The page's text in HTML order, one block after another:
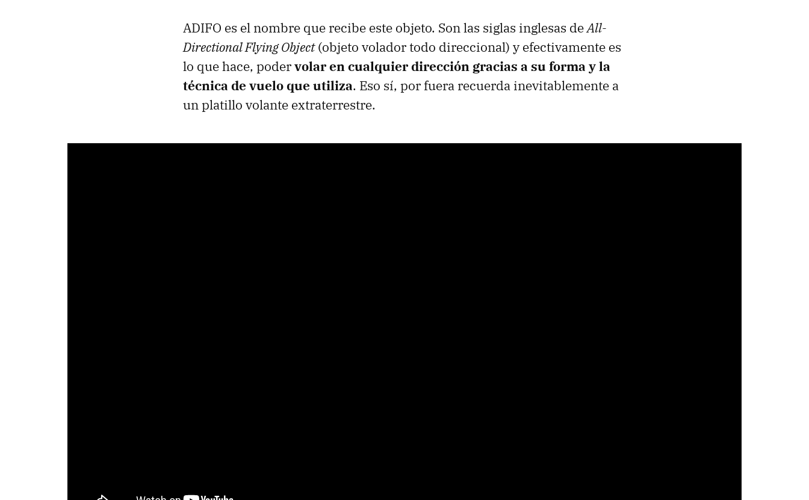
ADIFO es el nombre que recibe este objeto. Son las siglas inglesas deAll-
Directional Flying Object(objeto volador todo direccional) y efectivamente es
lo que hace, podervolar en cualquier dirección gracias a su forma y la
técnica de vuelo que utiliza. Eso sí, por fuera recuerda inevitablemente a
un platillo volante extraterrestre.